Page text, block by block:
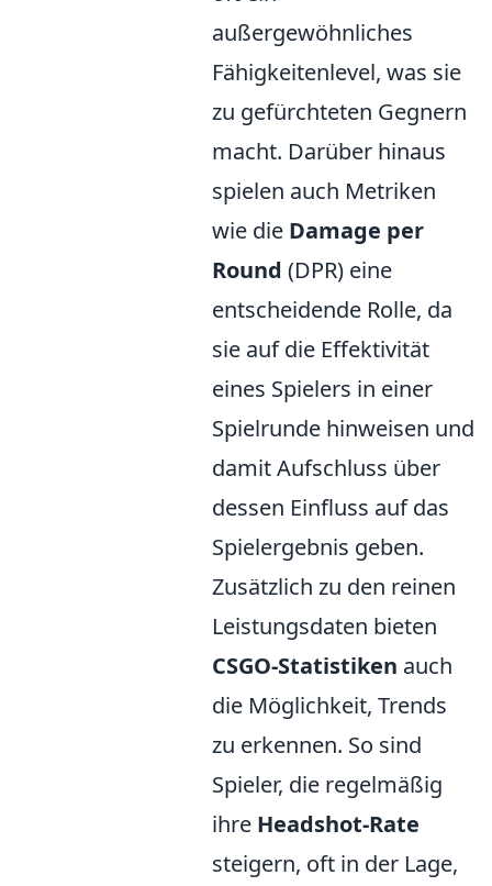
außergewöhnliches
Fähigkeitenlevel, was sie
zu gefürchteten Gegnern
macht. Darüber hinaus
spielen auch Metriken
wie die Damage per
Round (DPR) eine
entscheidende Rolle, da
sie auf die Effektivität
eines Spielers in einer
Spielrunde hinweisen und
damit Aufschluss über
dessen Einfluss auf das
Spielergebnis geben.
Zusätzlich zu den reinen
Leistungsdaten bieten
CSGO-Statistiken auch
die Möglichkeit, Trends
zu erkennen. So sind
Spieler, die regelmäßig
ihre Headshot-Rate
steigern, oft in der Lage,